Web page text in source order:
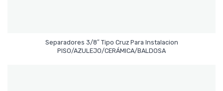
Separadores 3/8″ Tipo Cruz Para Instalacion
PISO/AZULEJO/CERÁMICA/BALDOSA
Leer Más